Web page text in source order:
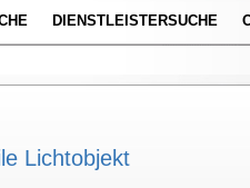
DIENSTLEISTERSUCHE
Lichtobjekt